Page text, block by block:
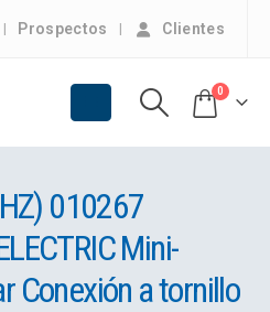
Prospectos Clientes
0
010267
Mini-
Conexión a tornillo